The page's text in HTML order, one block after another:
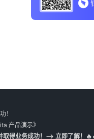
！
产品演示》
得业务成功！--> 立即了解！